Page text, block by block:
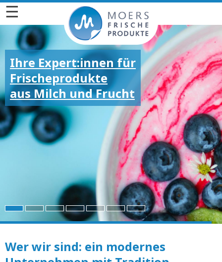
☰
Ihre Expert:innen für
Frischeprodukte
aus Milch und Frucht
Für die großen und
kleinen Emotionen
Wer wir sind: ein modernes